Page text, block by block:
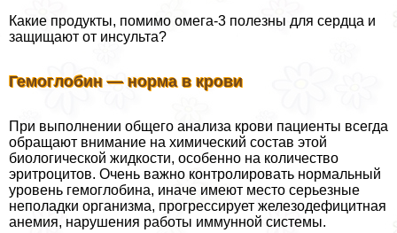
Какие продукты, помимо омега-3 полезны для сердца и
защищают от инсульта?
Гемоглобин — норма в крови
При выполнении общего анализа крови пациенты всегда
обращают внимание на химический состав этой
биологической жидкости, особенно на количество
эритроцитов. Очень важно контролировать нормальный
уровень гемоглобина, иначе имеют место серьезные
неполадки организма, прогрессирует железодефицитная
анемия, нарушения работы иммунной системы.